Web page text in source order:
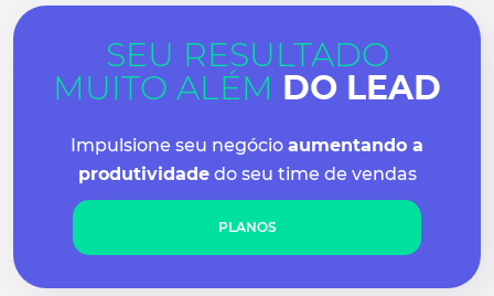
SEU RESULTADO
MUITO ALÉM DO LEAD
Impulsione seu negócio aumentando a
produtividadedo seu time de vendas
PLANOS